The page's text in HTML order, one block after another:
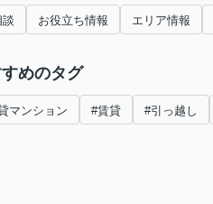
お役立ち情報 エリア情報
めのタグ
マンション #賃貸 #引っ越し